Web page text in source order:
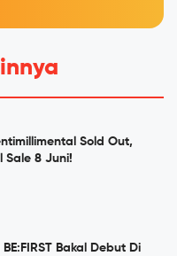
Sold Out,
Sale 8 Juni!
Bakal Debut Di